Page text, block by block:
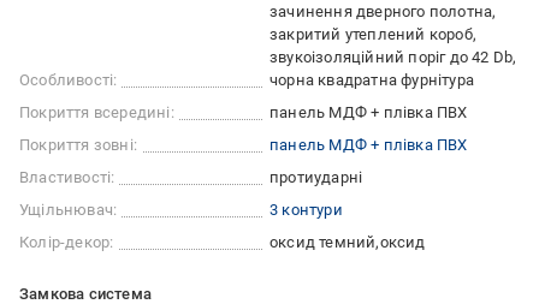
Особливості:
зачинення дверного полотна
закритий утеплений короб
звукоізоляційний поріг до 42 Db
чорна квадратна фурнітура
Покриття всередині:
панель МДФ + плівка ПВХ
Покриття зовні:
панель МДФ + плівка ПВХ
Властивості:
протиударні
Ущільнювач:
3 контури
Колір-декор:
оксид темний оксид
Замкова система